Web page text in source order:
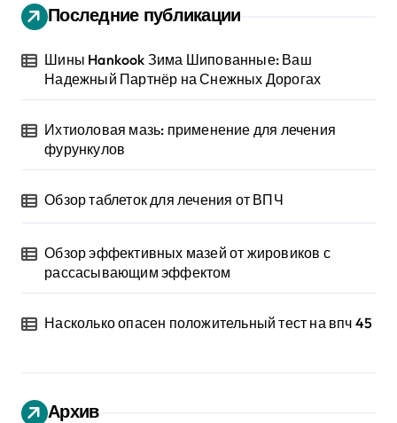
Последние публикации
Шины Hankook Зима Шипованные: Ваш
Надежный Партнёр на Снежных Дорогах
Ихтиоловая мазь: применение для лечения
фурункулов
Обзор таблеток для лечения от ВПЧ
Обзор эффективных мазей от жировиков с
рассасывающим эффектом
Насколько опасен положительный тест на впч 45
Архив